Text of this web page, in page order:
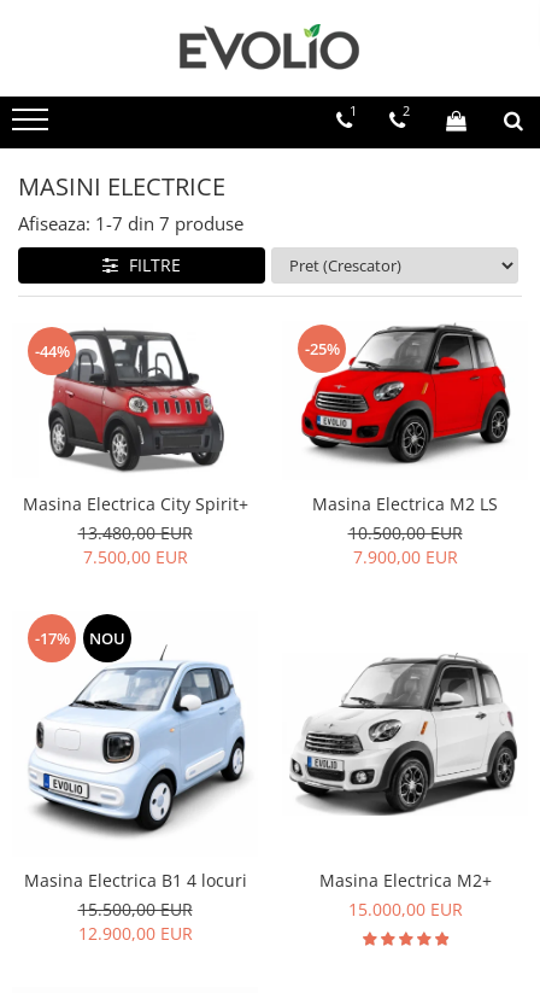
1 2
MASINI ELECTRICE
Afiseaza: 1-7 din 7 produse
FILTRE
-44%
Masina Electrica City Spirit+
13.480,00 EUR
7.500,00 EUR
-25%
Masina Electrica M2 LS
10.500,00 EUR
7.900,00 EUR
-17% NOU
Masina Electrica B1 4 locuri
15.500,00 EUR
12.900,00 EUR
Masina Electrica M2+
15.000,00 EUR